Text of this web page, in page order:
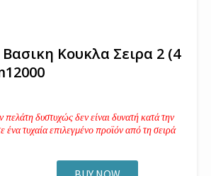
Κουκλα Σειρα 2 (4
δυστυχώς δεν είναι δυνατή κατά την
ένα τυχαία επιλεγμένο προϊόν από τη σειρά